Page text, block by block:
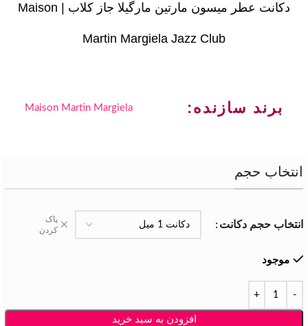
دکانت عطر میسون مارتین مارگیلا جاز کلاب | Maison
Martin Margiela Jazz Club
برند سازنده: Maison Martin Margiela
انتخاب حجم
انتخاب حجم دکانت
پاک
کردن
موجود
افزودن به سبد خرید